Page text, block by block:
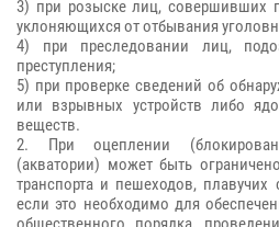
3) при розыске лиц, совершивших
уклоняющихся от отбывания
4) при преследовании лиц,
преступления;
5) при проверке сведений об
или взрывных устройств либо
веществ.
2. При оцеплении
(акватории) может быть
транспорта и пешеходов,
если это необходимо для